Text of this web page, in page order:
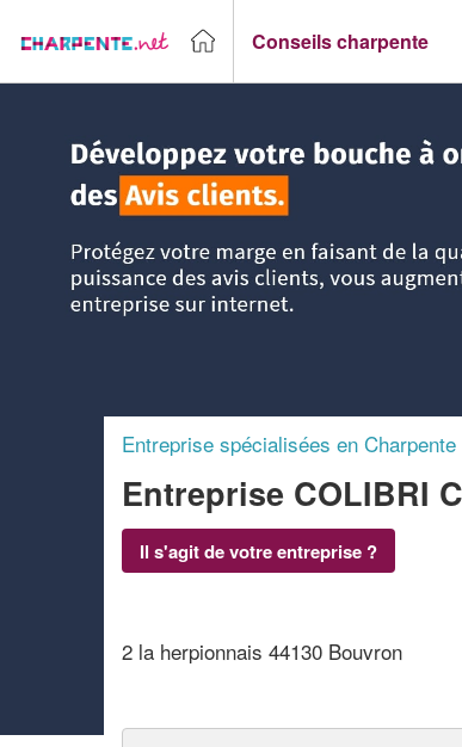
Conseils charpente
Entreprise spécialisées en Charpente
Entreprise COLIBRI
Il s'agit de votre entreprise ?
2 la herpionnais 44130 Bouvron